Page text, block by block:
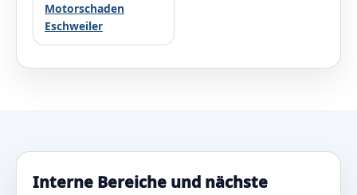
Motorschaden
Eschweiler
Interne Bereiche und nächste